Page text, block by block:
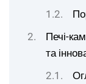
Печі-
та